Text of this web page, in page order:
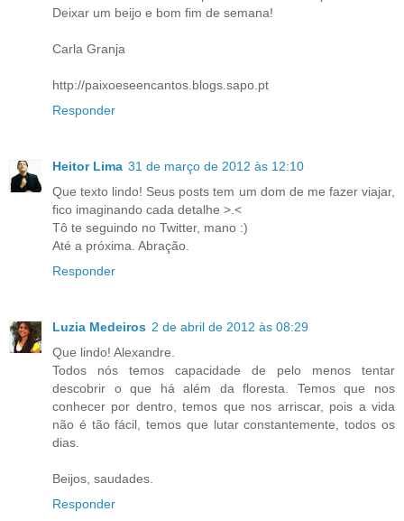
Deixar um beijo e bom fim de semana!
Carla Granja
http://paixoeseencantos.blogs.sapo.pt
Responder
Heitor Lima 31 de março de 2012 às 12:10
Que texto lindo! Seus posts tem um dom de me fazer viajar,
fico imaginando cada detalhe >.<
Tô te seguindo no Twitter, mano :)
Até a próxima. Abração.
Responder
Luzia Medeiros 2 de abril de 2012 às 08:29
Que lindo! Alexandre.
Todos nós temos capacidade de pelo menos tentar
descobrir o que há além da floresta. Temos que nos
conhecer por dentro, temos que nos arriscar, pois a vida
não é tão fácil, temos que lutar constantemente, todos os
dias.
Beijos, saudades.
Responder